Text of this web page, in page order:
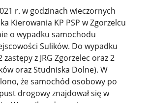
r. w godzinach wieczornych
Kierowania KP PSP w Zgorzelcu
o wypadku samochodu
Sulików. Do wypadku
z JRG Zgorzelec oraz 2
oraz Studniska Dolne). W
że samochód osobowy po
drogowy znajdował się w